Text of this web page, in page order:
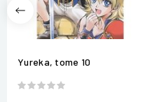
Yureka, tome 10